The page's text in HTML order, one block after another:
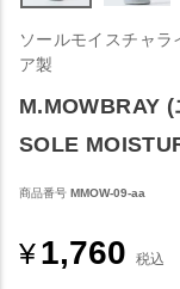
ソールモイスチャ
ア製
M.MOWBRAY
SOLE
商品番号 MMOW-09-aa
¥1,760 税込